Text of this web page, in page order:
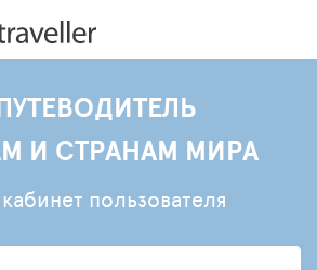
И СТРАНАМ МИРА
пользователя